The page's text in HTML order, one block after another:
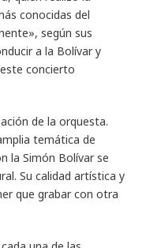
conocidas del
según sus
a la Bolívar y
concierto
de la orquesta.
temática de
la Simón Bolívar se
Su calidad artística y
que grabar con otra